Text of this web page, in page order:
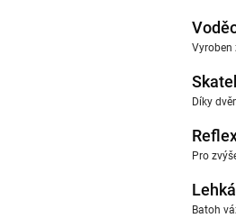
Vyroben
Díky
Pro
Batoh